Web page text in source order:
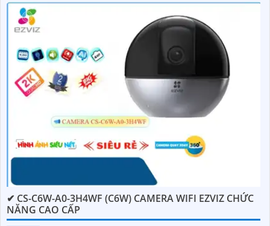
✔ CS-C6W-A0-3H4WF (C6W) CAMERA WIFI EZVIZ CHỨC
NĂNG CAO CẤP